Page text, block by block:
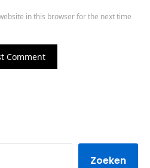
in this browser for the next time
Zoeken